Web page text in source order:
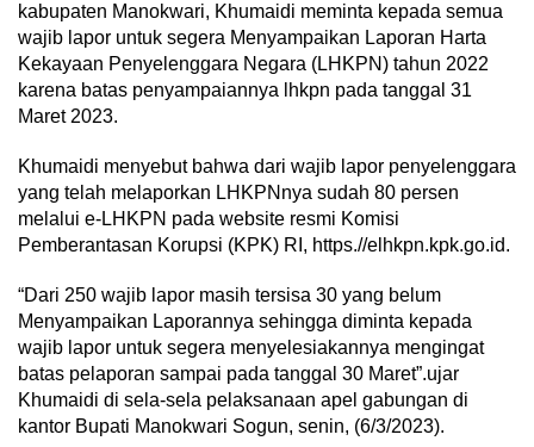
kabupaten Manokwari, Khumaidi meminta kepada semua
wajib lapor untuk segera Menyampaikan Laporan Harta
Kekayaan Penyelenggara Negara (LHKPN) tahun 2022
karena batas penyampaiannya lhkpn pada tanggal 31
Maret 2023.
Khumaidi menyebut bahwa dari wajib lapor penyelenggara
yang telah melaporkan LHKPNnya sudah 80 persen
melalui e-LHKPN pada website resmi Komisi
Pemberantasan Korupsi (KPK) RI, https.//elhkpn.kpk.go.id.
“Dari 250 wajib lapor masih tersisa 30 yang belum
Menyampaikan Laporannya sehingga diminta kepada
wajib lapor untuk segera menyelesiakannya mengingat
batas pelaporan sampai pada tanggal 30 Maret”.ujar
Khumaidi di sela-sela pelaksanaan apel gabungan di
kantor Bupati Manokwari Sogun, senin, (6/3/2023).